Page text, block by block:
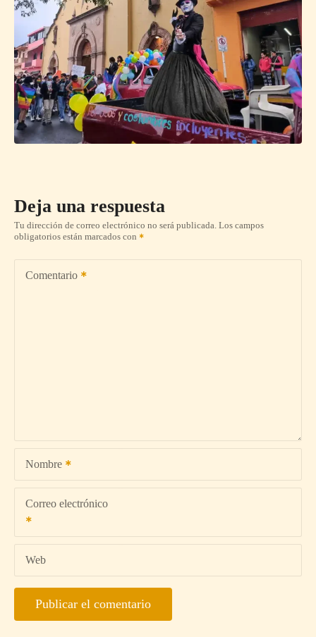
Deja una respuesta
Tu dirección de correo electrónico no será publicada. Los campos
obligatorios están marcados con
Comentario
Nombre
Correo electrónico
Web